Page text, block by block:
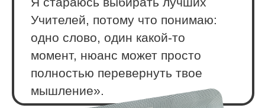
По окончании стажировки, которая длится 7
месяцев, вы получите инициации на 3,4
ступень Традиционного Рейки. А это уже
уровень Мастера, который открывает новые
вибрации, даёт другие результаты, приводит
к качественным изменениям в жизни.
Стоимость обучения на Мастера — 120 000
за 2 недели.